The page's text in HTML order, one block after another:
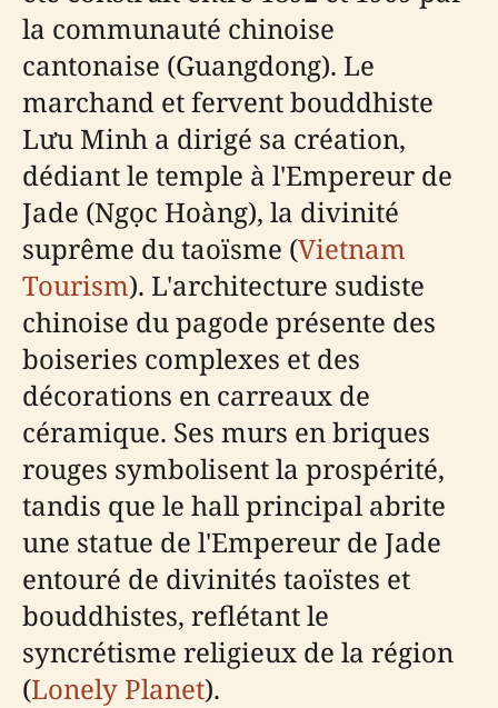
la communauté chinoise
cantonaise (Guangdong). Le
marchand et fervent bouddhiste
Lưu Minh a dirigé sa création,
dédiant le temple à l'Empereur de
Jade (Ngọc Hoàng), la divinité
suprême du taoïsme (Vietnam
Tourism). L'architecture sudiste
chinoise du pagode présente des
boiseries complexes et des
décorations en carreaux de
céramique. Ses murs en briques
rouges symbolisent la prospérité,
tandis que le hall principal abrite
une statue de l'Empereur de Jade
entouré de divinités taoïstes et
bouddhistes, reflétant le
syncrétisme religieux de la région
(Lonely Planet).